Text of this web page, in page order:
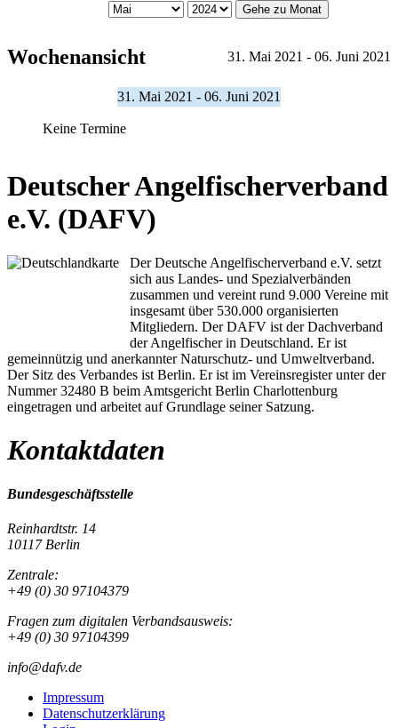
Gehe zu Monat
Wochenansicht 31. Mai 2021 - 06. Juni 2021
31. Mai 2021 - 06. Juni 2021
Keine Termine
Deutscher Angelfischerverband
e.V. (DAFV)
Der Deutsche Angelfischerverband e.V. setzt
sich aus Landes- und Spezialverbänden
zusammen und vereint rund 9.000 Vereine mit
insgesamt über 530.000 organisierten
Mitgliedern. Der DAFV ist der Dachverband
der Angelfischer in Deutschland. Er ist
gemeinnützig und anerkannter Naturschutz- und Umweltverband.
Der Sitz des Verbandes ist Berlin. Er ist im Vereinsregister unter der
Nummer 32480 B beim Amtsgericht Berlin Charlottenburg
eingetragen und arbeitet auf Grundlage seiner Satzung.
Kontaktdaten
Bundesgeschäftsstelle
Reinhardtstr. 14
10117 Berlin
Zentrale:
+49 (0) 30 97104379
Fragen zum digitalen Verbandsausweis:
+49 (0) 30 97104399
info@dafv.de
Impressum
Datenschutzerklärung